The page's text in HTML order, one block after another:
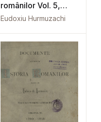
românilor Vol. 5,
Part. 2
Eudoxiu Hurmuzachi